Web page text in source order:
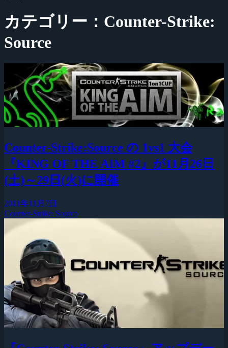
カテゴリー：Counter-Strike:
Source
Counter-Strike:Source の 1vs1 大会
『KING OF THE AIM #2』が11月26日
(土)～29日(火)に開催
2011年11月7日
Counter-Strike: Source